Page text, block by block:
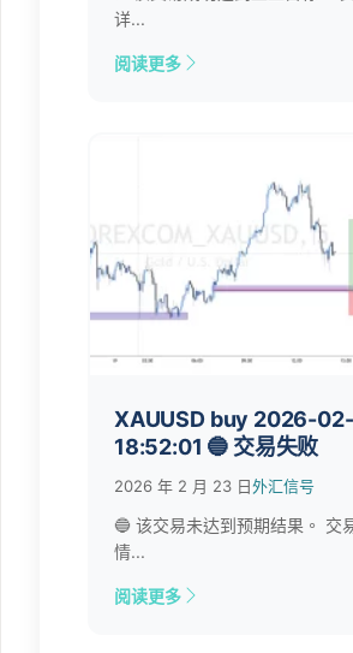
详...
阅读更多
XAUUSD buy 2026-
18:52:01 🔵 交易失败
2026 年 2 月 23 日外汇信号
🔵 该交易未达到预期结果。 交
情...
阅读更多